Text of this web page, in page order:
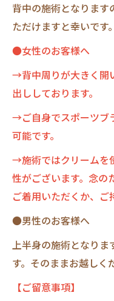
背中の施術となります
ただけますと幸いです。
●女性のお客様へ
→背中周りが大きく開
出ししております。
→ご自身でスポーツブ
可能です。
→施術ではクリームを
性がございます。念の
ご着用いただくか、ご
●男性のお客様へ
上半身の施術となりま
す。そのままお越しく
【ご留意事項】